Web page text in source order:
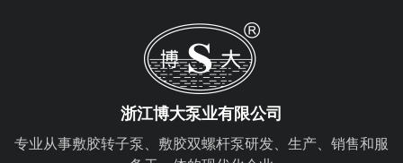
浙江博大泵业有限公司
专业从事敷胶转子泵、敷胶双螺杆泵研发、生产、销售和服